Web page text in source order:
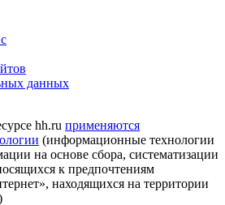
данных
hh.ru применяются
(информационные технологии
на основе сбора, систематизации
к предпочтениям
находящихся на территории